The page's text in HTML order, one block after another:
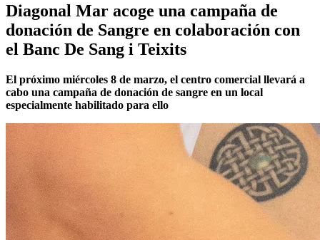
Diagonal Mar acoge una campaña de
donación de Sangre en colaboración con
el Banc De Sang i Teixits
El próximo miércoles 8 de marzo, el centro comercial llevará a
cabo una campaña de donación de sangre en un local
especialmente habilitado para ello